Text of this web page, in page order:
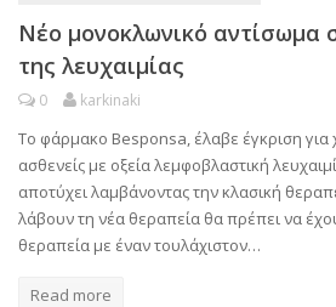
Νέο μονοκλωνικό αντίσωμα
της λευχαιμίας
0 karkinaki
Το φάρμακο Besponsa, έλαβε έγκριση για
ασθενείς με οξεία λεμφοβλαστική
αποτύχει λαμβάνοντας την κλασική
λάβουν τη νέα θεραπεία θα πρέπει να
θεραπεία με έναν τουλάχιστον…
Read more